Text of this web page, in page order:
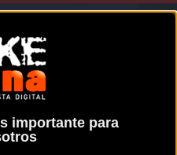
importante para